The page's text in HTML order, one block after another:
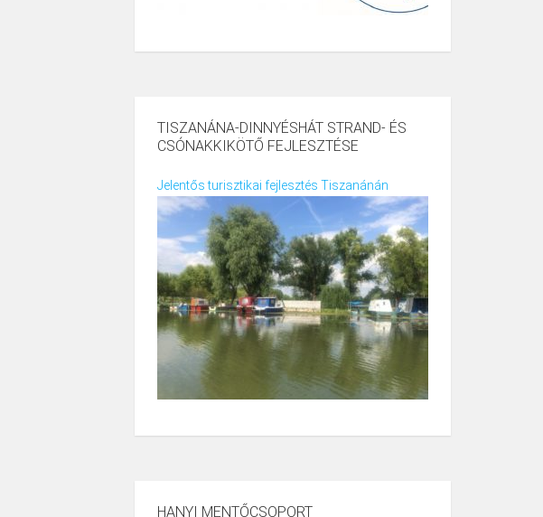
TISZANÁNA-DINNYÉSHÁT STRAND- ÉS
CSÓNAKKIKÖTŐ FEJLESZTÉSE
Jelentős turisztikai fejlesztés Tiszanánán
HANYI MENTŐCSOPORT